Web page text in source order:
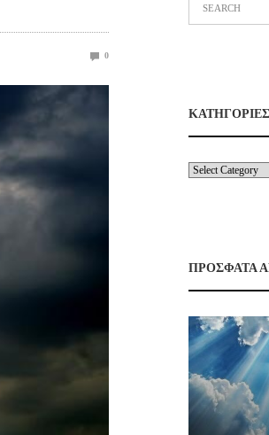
0
ΚΑΤΗΓΟΡΙΕΣ
ΠΡΟΣΦΑΤΑ